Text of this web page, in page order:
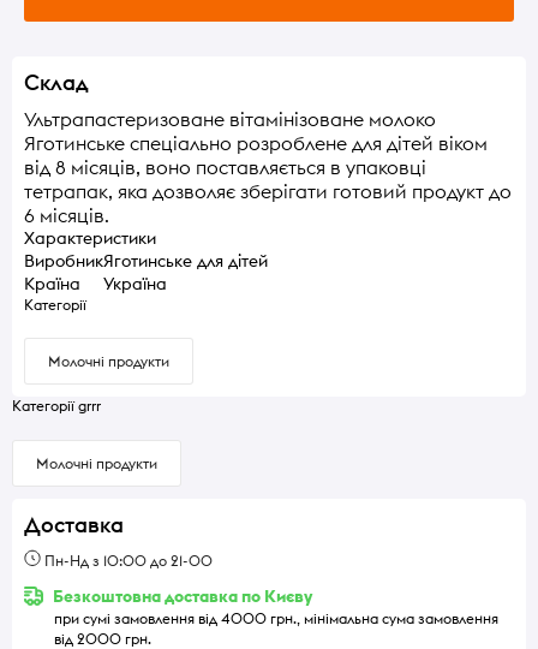
Склад
Ультрапастеризоване вітамінізоване молоко
Яготинське спеціально розроблене для дітей віком
від 8 місяців, воно поставляється в упаковці
тетрапак, яка дозволяє зберігати готовий продукт до
6 місяців.
Характеристики
ВиробникЯготинське для дітей
Країна
Україна
Категорії
Молочні продукти
Категорії grrr
Молочні продукти
Доставка
Пн-Нд з 10:00 до 21-00
Безкоштовна доставка по Києву
при сумі замовлення від 4000 грн., мінімальна сума замовлення
від 2000 грн.